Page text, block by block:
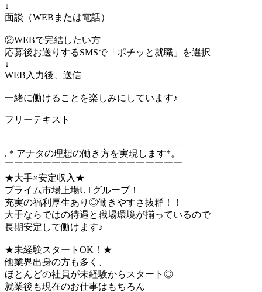
↓
面談（WEBまたは電話）
②WEBで完結したい方
応募後お送りするSMSで「ポチッと就職」を選択
↓
WEB入力後、送信
一緒に働けることを楽しみにしています♪
フリーテキスト
.＊アナタの理想の働き方を実現します*。
￣￣￣￣￣￣￣￣￣￣￣￣￣￣￣￣￣￣￣
★大手×安定収入★
プライム市場上場UTグループ！
充実の福利厚生あり◎働きやすさ抜群！！
大手ならではの待遇と職場環境が揃っているので
長期安定して働けます♪
★未経験スタートOK！★
他業界出身の方も多く、
ほとんどの社員が未経験からスタート◎
就業後も現在のお仕事はもちろん